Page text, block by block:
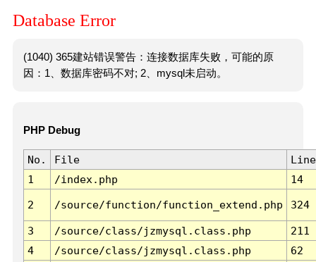
Database Error
(1040) 365建站错误警告：连接数据库失败，可能的原
因：1、数据库密码不对; 2、mysql未启动。
PHP Debug
No. File
Line
1
/index.php 14
2 /source/function/function_extend.php 324
3 /source/class/jzmysql.class.php
211
4
/source/class/jzmysql.class.php
62